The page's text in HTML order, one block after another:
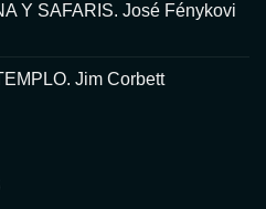
Y SAFARIS. José Fénykovi
Jim Corbett